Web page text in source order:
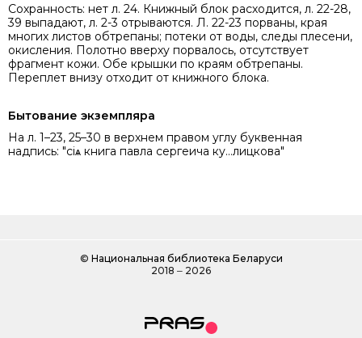
Сохранность: нет л. 24. Книжный блок расходится, л. 22-28,
39 выпадают, л. 2-3 отрываются. Л. 22-23 порваны, края
многих листов обтрепаны; потеки от воды, следы плесени,
окисления. Полотно вверху порвалось, отсутствует
фрагмент кожи. Обе крышки по краям обтрепаны.
Переплет внизу отходит от книжного блока.
Бытование экземпляра
На л. 1–23, 25–30 в верхнем правом углу буквенная
надпись: "сіѧ книга павла сергеича ку…лицкова"
© Национальная библиотека Беларуси
2018 ‒ 2026